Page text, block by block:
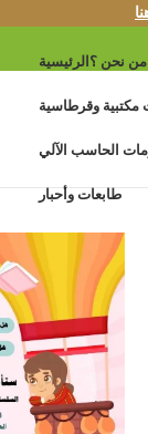
الرئيسية من نحن ؟
مكتبية وقرطاسية
الحاسب الآلي
طابعات وأحبار